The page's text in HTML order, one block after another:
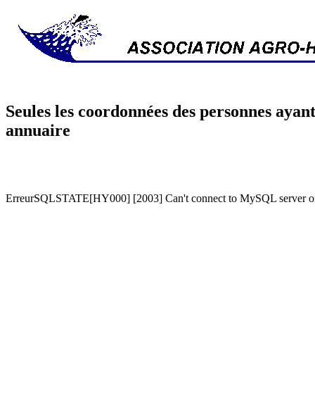
Seules les coordonnées des personnes
annuaire
ErreurSQLSTATE[HY000] [2003] Can't connect to MySQL server